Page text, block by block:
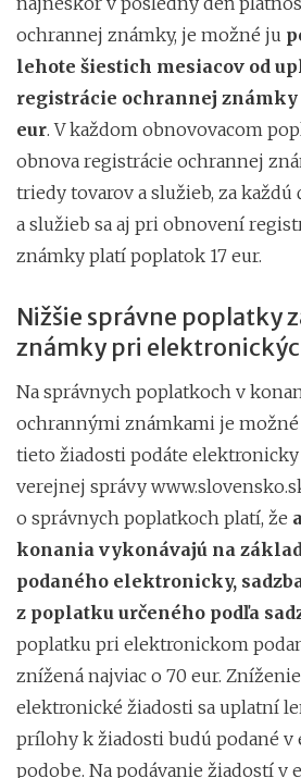
ochrannej známky, je možné ju
lehote šiestich mesiacov od
registrácie ochrannej známky
eur. V každom obnovovacom
obnova registrácie ochrannej
triedy tovarov a služieb, za
a služieb sa aj pri obnovení
známky platí poplatok 17 eur.
Nižšie správne poplatky
známky pri
Na správnych poplatkoch v
ochrannými známkami je možné
tieto žiadosti podáte
verejnej správy
o správnych poplatkoch platí, že
konania vykonávajú na
podaného elektronicky,
z poplatku určeného podľa
poplatku pri elektronickom
znížená najviac o 70 eur.
elektronické žiadosti sa uplatní
prílohy k žiadosti budú podané v
podobe. Na podávanie žiadostí v